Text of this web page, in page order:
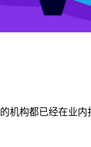
构都已经在业